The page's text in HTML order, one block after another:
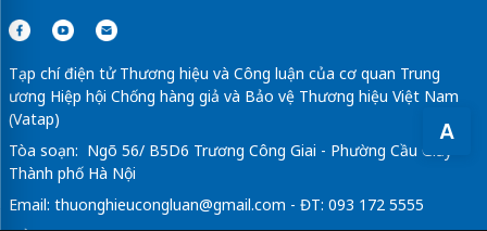
A
Tạp chí điện tử Thương hiệu và Công luận của cơ quan Trung
ương Hiệp hội Chống hàng giả và Bảo vệ Thương hiệu Việt Nam
(Vatap)
Tòa soạn: Ngõ 56/ B5D6 Trương Công Giai - Phường Cầu Giấy -
Thành phố Hà Nội
Email: thuonghieucongluan@gmail.com - ĐT: 093 172 5555